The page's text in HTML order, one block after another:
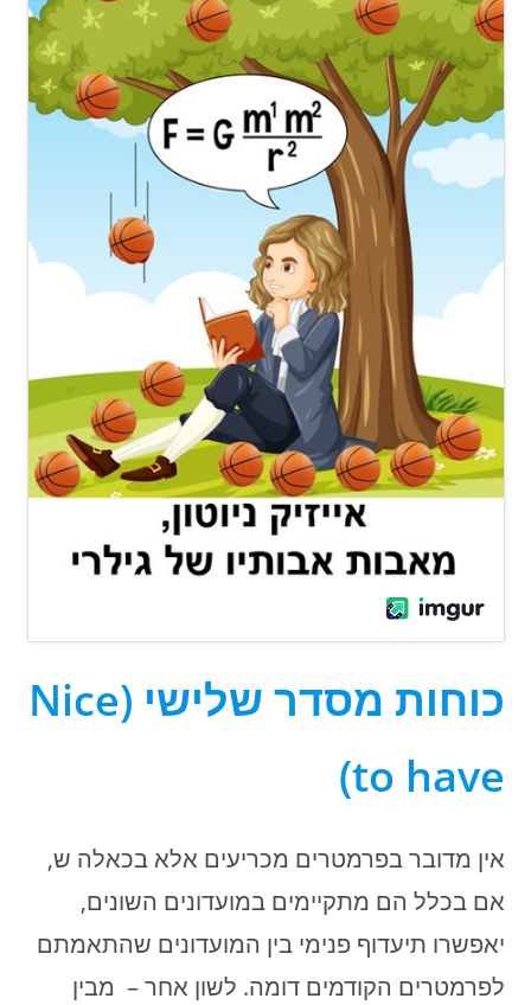
כוחות מסדר שלישי (Nice
to have
)
אין מדובר בפרמטרים מכריעים אלא בכאלה ש,
אם בכלל הם מתקיימים במועדונים השונים,
יאפשרו תיעדוף פנימי בין המועדונים שהתאמתם
לפרמטרים הקודמים דומה. לשון אחר – מבין